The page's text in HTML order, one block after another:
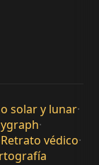
solar y lunar·
·
Retrato védico·